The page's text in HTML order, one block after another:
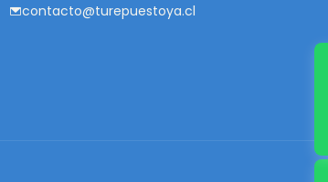
contacto@turepuestoya.cl